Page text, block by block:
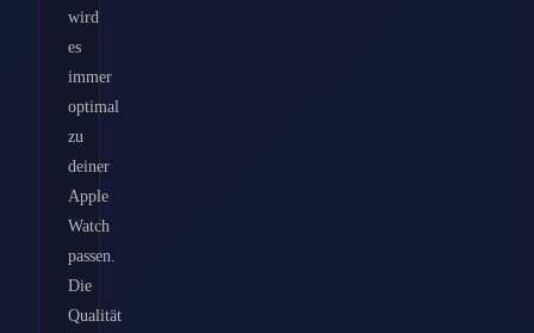
wird
es
immer
optimal
zu
deiner
Apple
Watch
passen.
Die
Qualität